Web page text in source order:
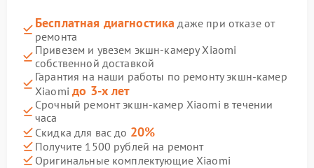
Бесплатная диагностика даже при отказе от
ремонта
Привезем и увезем экшн-камеру Xiaomi
собственной доставкой
Гарантия на наши работы по ремонту экшн-камер
Xiaomiдо 3-х лет
Срочный ремонт экшн-камер Xiaomi в течении
часа
Скидка для вас до 20%
Получите 1500 рублей на ремонт
Оригинальные комплектующие Xiaomi